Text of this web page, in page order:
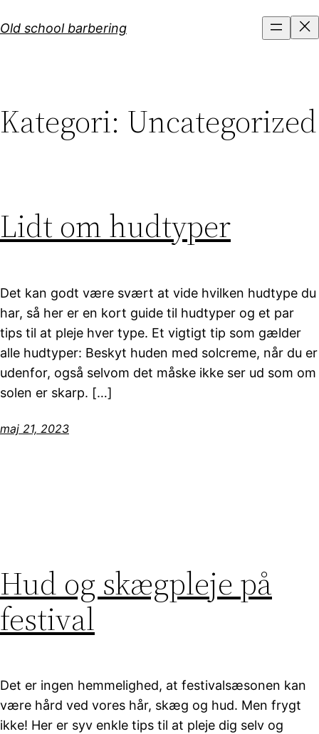
til
Old school barbering
Kategori: Uncategorized
Lidt om hudtyper
Det kan godt være svært at vide hvilken hudtype du
har, så her er en kort guide til hudtyper og et par
tips til at pleje hver type. Et vigtigt tip som gælder
alle hudtyper: Beskyt huden med solcreme, når du er
udenfor, også selvom det måske ikke ser ud som om
solen er skarp. […]
maj 21, 2023
Hud og skægpleje på
festival
Det er ingen hemmelighed, at festivalsæsonen kan
være hård ved vores hår, skæg og hud. Men frygt
ikke! Her er syv enkle tips til at pleje dig selv og